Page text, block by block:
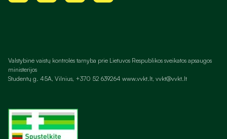
Valstybinė vaistų kontrolės tarnyba prie Lietuvos Respublikos sveikatos apsaugos
ministerijos
Studentų g. 45A, Vilnius, +370 52 639264 www.vvkt.lt, vvkt@vvkt.lt